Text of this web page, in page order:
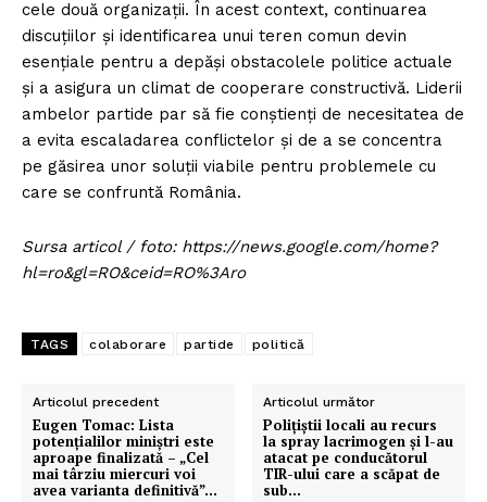
cele două organizații. În acest context, continuarea
discuțiilor și identificarea unui teren comun devin
esențiale pentru a depăși obstacolele politice actuale
și a asigura un climat de cooperare constructivă. Liderii
ambelor partide par să fie conștienți de necesitatea de
a evita escaladarea conflictelor și de a se concentra
pe găsirea unor soluții viabile pentru problemele cu
care se confruntă România.
Sursa articol / foto: https://news.google.com/home?
hl=ro&gl=RO&ceid=RO%3Aro
TAGS colaborare partide politică
Articolul precedent
Eugen Tomac: Lista
potențialilor miniștri este
aproape finalizată – „Cel
mai târziu miercuri voi
avea varianta definitivă”…
Articolul următor
Polițiștii locali au recurs
la spray lacrimogen și l-au
atacat pe conducătorul
TIR-ului care a scăpat de
sub…